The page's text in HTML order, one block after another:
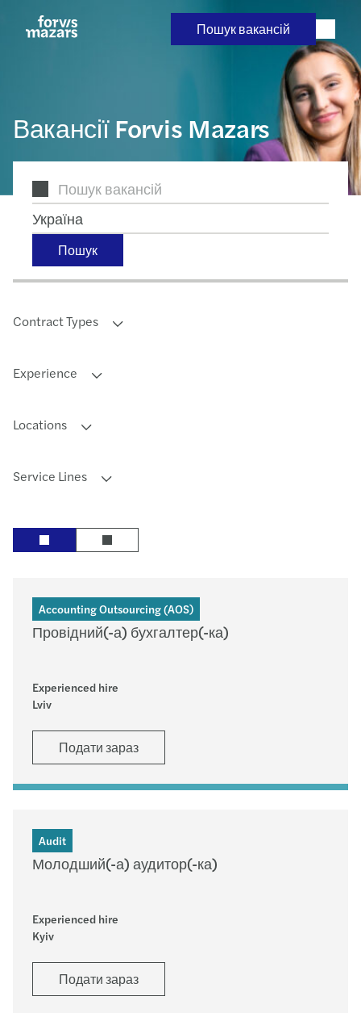
Пошук вакансій
Вакансії Forvis Mazars
Україна
Пошук
Contract Types
Experience
Locations
Service Lines
Accounting Outsourcing (AOS)
Провідний(-а) бухгалтер(-ка)
Experienced hire
Lviv
Подати зараз
Audit
Молодший(-а) аудитор(-ка)
Experienced hire
Kyiv
Подати зараз